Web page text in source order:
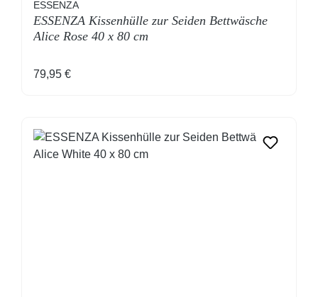
ESSENZA
ESSENZA Kissenhülle zur Seiden Bettwäsche
Alice Rose 40 x 80 cm
Regulärer Preis:
79,95 €